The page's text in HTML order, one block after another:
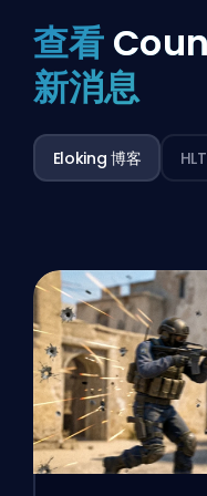
查看
新消息
Eloking 博客